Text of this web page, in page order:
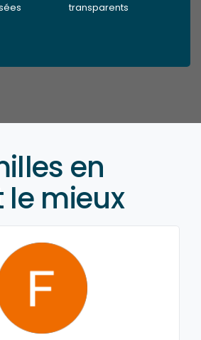
transparents
en
mieux